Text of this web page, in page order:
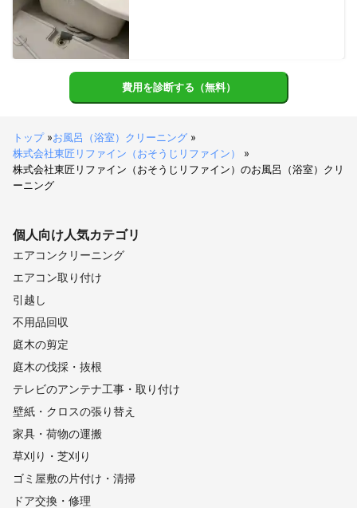
費用を診断する（無料）
トップ»お風呂（浴室）クリーニング »
株式会社東匠リファイン（おそうじリファイン）
»
株式会社東匠リファイン（おそうじリファイン）のお風呂（浴室）クリ
ーニング
個人向け人気カテゴリ
エアコンクリーニング
エアコン取り付け
引越し
不用品回収
庭木の剪定
庭木の伐採・抜根
テレビのアンテナ工事・取り付け
壁紙・クロスの張り替え
家具・荷物の運搬
草刈り・芝刈り
ゴミ屋敷の片付け・清掃
ドア交換・修理